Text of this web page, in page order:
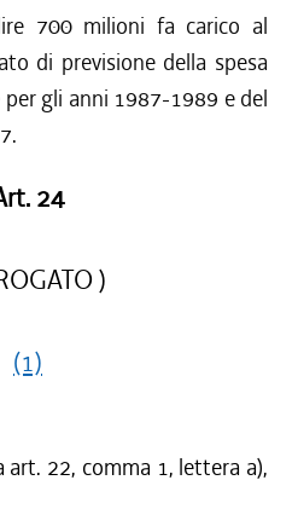
700 milioni fa carico al
di previsione della spesa
gli anni 1987-1989 e del
24
)
(1)
22, comma 1, lettera a),